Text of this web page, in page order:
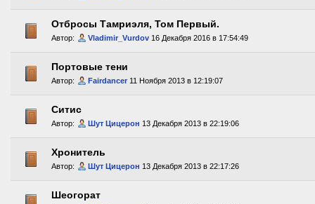
Отбросы Тамриэля, Том Первый.
Автор: Vladimir_Vurdov 16 Декабря 2016 в 17:54:49
Портовые тени
Автор: Fairdancer 11 Ноября 2013 в 12:19:07
Ситис
Автор: Шут Цицерон 13 Декабря 2013 в 22:19:06
Хронитель
Автор: Шут Цицерон 13 Декабря 2013 в 22:17:26
Шеогорат